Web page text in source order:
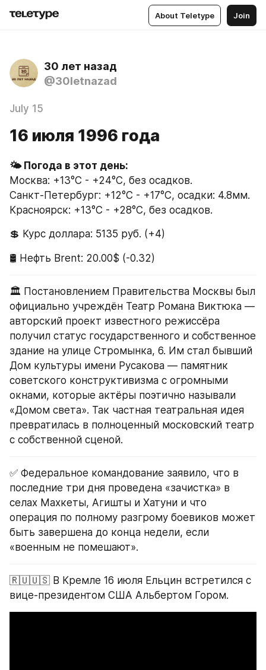
About Teletype Join
30 лет назад
@30letnazad
July 15
16 июля 1996 года
🌤 Погода в этот день:
Москва: +13°C - +24°C, без осадков.
Санкт-Петербург: +12°C - +17°C, осадки: 4.8мм.
Красноярск: +13°C - +28°C, без осадков.
💲 Курс доллара: 5135 руб. (+4)
🛢 Нефть Brent: 20.00$ (-0.32)
🏛️ Постановлением Правительства Москвы был
официально учреждён Театр Романа Виктюка —
авторский проект известного режиссёра
получил статус государственного и собственное
здание на улице Стромынка, 6. Им стал бывший
Дом культуры имени Русакова — памятник
советского конструктивизма с огромными
окнами, которые актёры поэтично называли
«Домом света». Так частная театральная идея
превратилась в полноценный московский театр
с собственной сценой.
✅ Федеральное командование заявило, что в
последние три дня проведена «зачистка» в
селах Махкеты, Агишты и Хатуни и что
операция по полному разгрому боевиков может
быть завершена до конца недели, если
«военным не помешают».
🇷🇺🇺🇸 В Кремле 16 июля Ельцин встретился с
вице-президентом США Альбертом Гором.